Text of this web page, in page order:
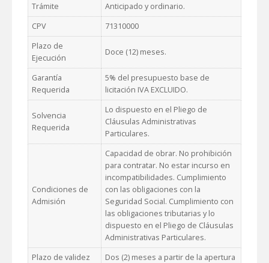
Trámite
Anticipado y ordinario.
CPV
71310000
Plazo de
Ejecución
Doce (12) meses.
Garantía
Requerida
5% del presupuesto base de
licitación IVA EXCLUIDO.
Solvencia
Requerida
Lo dispuesto en el Pliego de
Cláusulas Administrativas
Particulares.
Condiciones de
Admisión
Capacidad de obrar. No prohibición
para contratar. No estar incurso en
incompatibilidades. Cumplimiento
con las obligaciones con la
Seguridad Social. Cumplimiento con
las obligaciones tributarias y lo
dispuesto en el Pliego de Cláusulas
Administrativas Particulares.
Plazo de validez
Dos (2) meses a partir de la apertura